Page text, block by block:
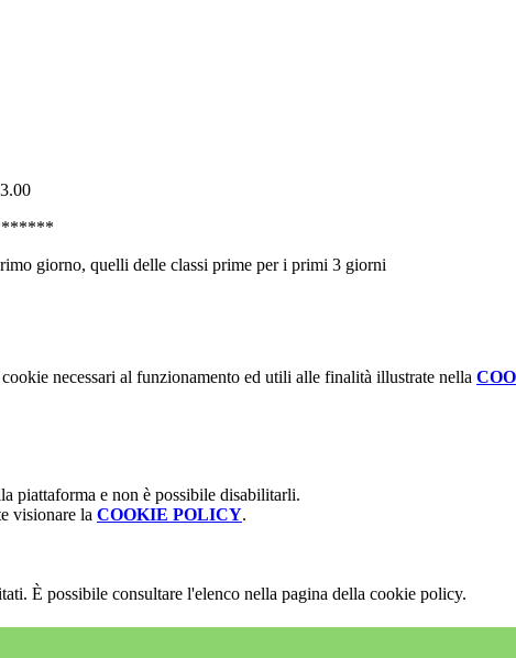
giorno, quelli delle classi prime per i primi 3 giorni
necessari al funzionamento ed utili alle finalità illustrate nella
piattaforma e non è possibile disabilitarli.
visionare la COOKIE POLICY.
È possibile consultare l'elenco nella pagina della cookie policy.